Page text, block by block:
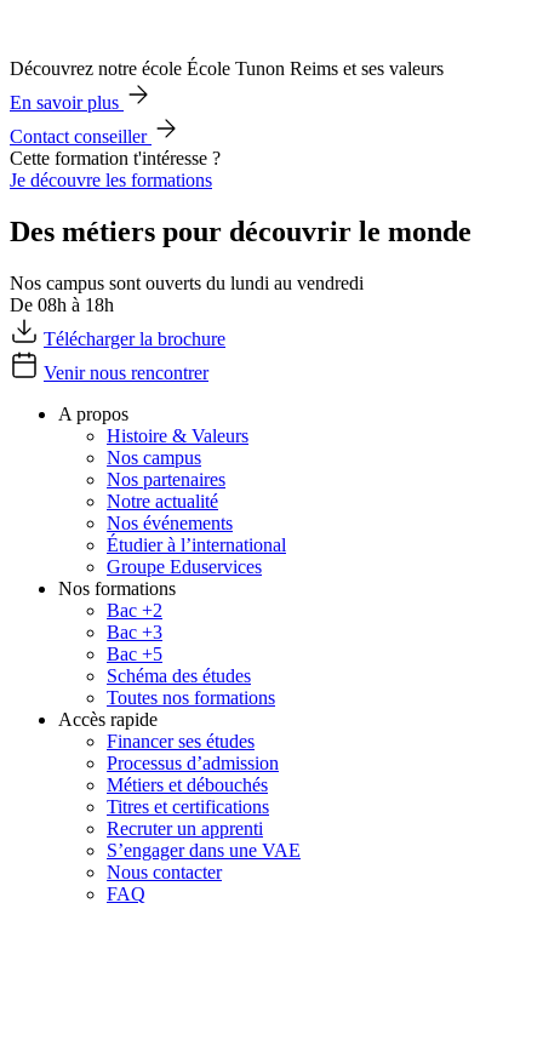
Découvrez notre école École Tunon Reims et ses valeurs
En savoir plus
Contact conseiller
Cette formation t'intéresse ?
Je découvre les formations
Des métiers pour découvrir le monde
Nos campus sont ouverts du lundi au vendredi
De 08h à 18h
Télécharger la brochure
Venir nous rencontrer
A propos
Histoire & Valeurs
Nos campus
Nos partenaires
Notre actualité
Nos événements
Étudier à l’international
Groupe Eduservices
Nos formations
Bac +2
Bac +3
Bac +5
Schéma des études
Toutes nos formations
Accès rapide
Financer ses études
Processus d’admission
Métiers et débouchés
Titres et certifications
Recruter un apprenti
S’engager dans une VAE
Nous contacter
FAQ